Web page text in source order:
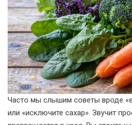
Часто мы слышим советы вроде
или «исключите сахар». Звучит